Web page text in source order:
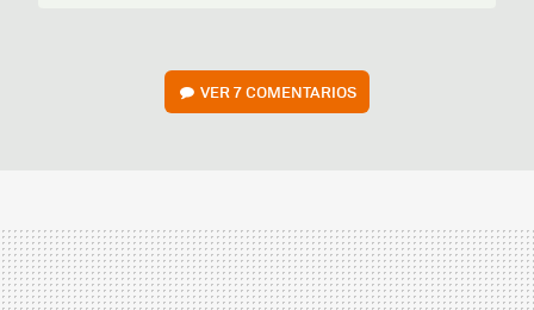
VER7 COMENTARIOS